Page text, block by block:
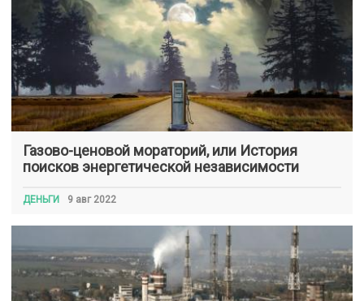
Газово-ценовой мораторий, или История
поисков энергетической независимости
ДЕНЬГИ 9 авг 2022